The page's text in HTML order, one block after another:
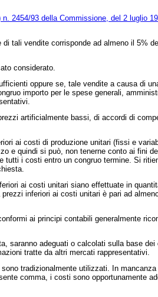
n. 2454/93 della Commissione, del 2 luglio
tali vendite corrisponde ad almeno il 5%
considerato.
oppure se, tale vendite a causa di
importo per le spese generali,
artificialmente bassi, di accordi di
ai costi di produzione unitari (fissi e
e quindi si può, non tenerne conto ai fini
i costi entro un congruo termine. Si
ai costi unitari siano effettuate in
inferiori ai costi unitari è pari ad
ai principi contabili generalmente
saranno adeguati o calcolati sulla base
tratte da altri mercati rappresentativi.
tradizionalmente utilizzati. In mancanza
comma, i costi sono opportunamente